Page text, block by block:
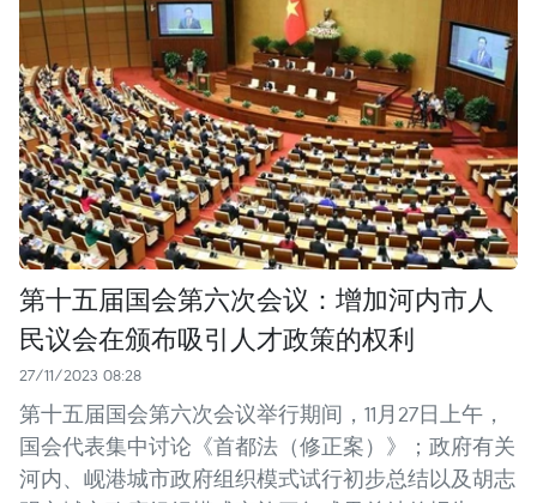
第十五届国会第六次会议：增加河内市人
民议会在颁布吸引人才政策的权利
27/11/2023 08:28
第十五届国会第六次会议举行期间，11月27日上午，
国会代表集中讨论《首都法（修正案）》；政府有关
河内、岘港城市政府组织模式试行初步总结以及胡志